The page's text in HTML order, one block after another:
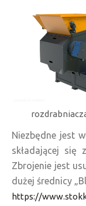
Niezbędne jest
składającej się
Zbrojenie jest
dużej średnicy
https://